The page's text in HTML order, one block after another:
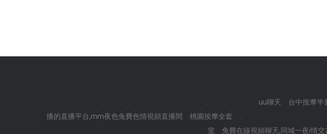
uu聊天 台中按摩半
播的直播平台,mm夜色兔費色情視頻直播間
桃園按摩全套
室
免費在線視頻聊天,同城一夜i情交